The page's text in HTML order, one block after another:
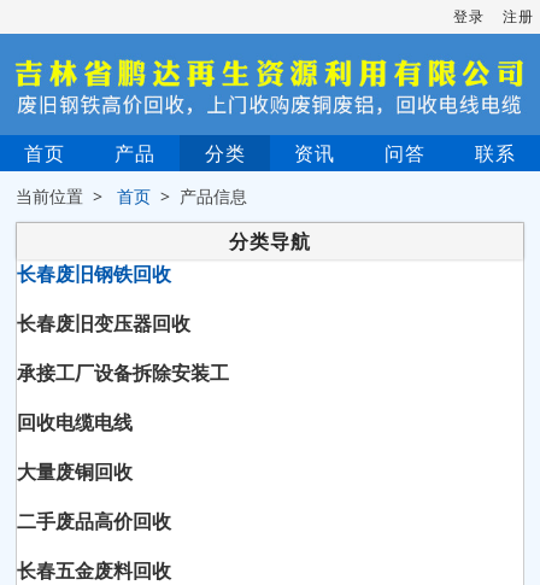
登录 注册
首页 产品 分类 资讯 问答 联系
当前位置 >首页 > 产品信息
分类导航
长春废旧钢铁回收
长春废旧变压器回收
承接工厂设备拆除安装工
回收电缆电线
大量废铜回收
二手废品高价回收
长春五金废料回收